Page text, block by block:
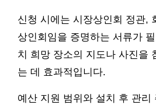
신청 시에는 시장상인회 정관,
상인회임을 증명하는 서류가
치 희망 장소의 지도나 사진을
는 데 효과적입니다.
예산 지원 범위와 설치 후 관리